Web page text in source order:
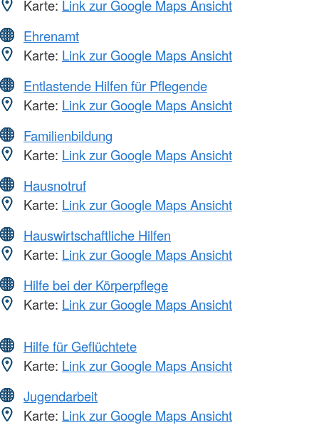
Karte: Link zur Google Maps Ansicht
Ehrenamt
Karte: Link zur Google Maps Ansicht
Entlastende Hilfen für Pflegende
Karte: Link zur Google Maps Ansicht
Familienbildung
Karte: Link zur Google Maps Ansicht
Hausnotruf
Karte: Link zur Google Maps Ansicht
Hauswirtschaftliche Hilfen
Karte: Link zur Google Maps Ansicht
Hilfe bei der Körperpflege
Karte: Link zur Google Maps Ansicht
Hilfe für Geflüchtete
Karte: Link zur Google Maps Ansicht
Jugendarbeit
Karte: Link zur Google Maps Ansicht